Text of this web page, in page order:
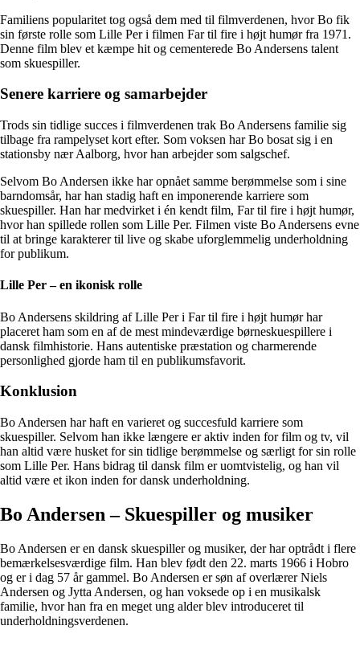
Familiens popularitet tog også dem med til filmverdenen, hvor Bo fik
sin første rolle som Lille Per i filmen Far til fire i højt humør fra 1971.
Denne film blev et kæmpe hit og cementerede Bo Andersens talent
som skuespiller.
Senere karriere og samarbejder
Trods sin tidlige succes i filmverdenen trak Bo Andersens familie sig
tilbage fra rampelyset kort efter. Som voksen har Bo bosat sig i en
stationsby nær Aalborg, hvor han arbejder som salgschef.
Selvom Bo Andersen ikke har opnået samme berømmelse som i sine
barndomsår, har han stadig haft en imponerende karriere som
skuespiller. Han har medvirket i én kendt film, Far til fire i højt humør,
hvor han spillede rollen som Lille Per. Filmen viste Bo Andersens evne
til at bringe karakterer til live og skabe uforglemmelig underholdning
for publikum.
Lille Per – en ikonisk rolle
Bo Andersens skildring af Lille Per i Far til fire i højt humør har
placeret ham som en af de mest mindeværdige børneskuespillere i
dansk filmhistorie. Hans autentiske præstation og charmerende
personlighed gjorde ham til en publikumsfavorit.
Konklusion
Bo Andersen har haft en varieret og succesfuld karriere som
skuespiller. Selvom han ikke længere er aktiv inden for film og tv, vil
han altid være husket for sin tidlige berømmelse og særligt for sin rolle
som Lille Per. Hans bidrag til dansk film er uomtvistelig, og han vil
altid være et ikon inden for dansk underholdning.
Bo Andersen – Skuespiller og musiker
Bo Andersen er en dansk skuespiller og musiker, der har optrådt i flere
bemærkelsesværdige film. Han blev født den 22. marts 1966 i Hobro
og er i dag 57 år gammel. Bo Andersen er søn af overlærer Niels
Andersen og Jytta Andersen, og han voksede op i en musikalsk
familie, hvor han fra en meget ung alder blev introduceret til
underholdningsverdenen.